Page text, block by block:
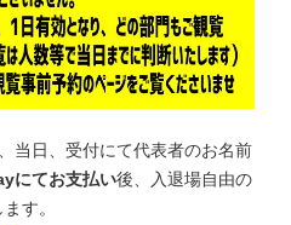
当日、受付にて代表者のお名前
にてお支払い後、入退場自由の
す。